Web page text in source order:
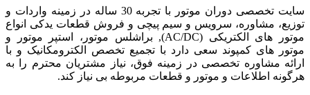
سایت تخصصی دوران موتور با تجربه 30 ساله در زمینه واردات و
توزیع، مشاوره، سرویس و سیم پیچی و فروش قطعات یدکی انواع
موتور های الکتریکی (AC/DC), براشلس موتور، استپر موتور و
موتور های کمپوند سعی دارد با تجمیع تخصص الکترومکانیک و با
ارائه مشاوره تخصصی در زمینه فوق، نیاز مشتریان محترم را به
هرگونه اطلاعات و موتور و قطعات مربوطه بی نیاز کند.